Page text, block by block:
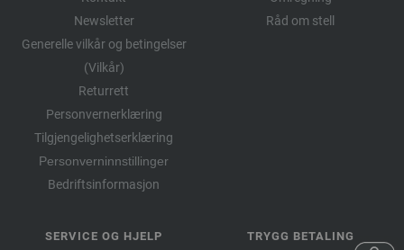
Newsletter
Generelle vilkår og betingelser
(Vilkår)
Returrett
Personvernerklæring
Tilgjengelighetserklæring
Personverninnstillinger
Bedriftsinformasjon
Råd om stell
SERVICE OG HJELP TRYGG BETALING